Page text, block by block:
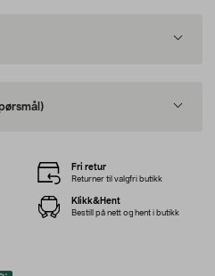
Fri retur
Returner til valgfri butikk
Klikk&Hent
Bestill på nett og hent i butikk